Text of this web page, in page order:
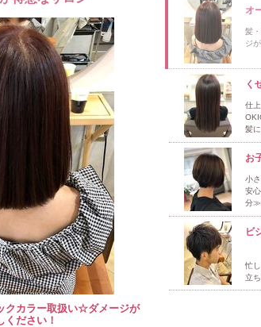
クカラー取扱い☆ダメージが
ださい！
オ
髪
ジ
く
仕
髪
お
小
安
分≫
ビ
忙
立